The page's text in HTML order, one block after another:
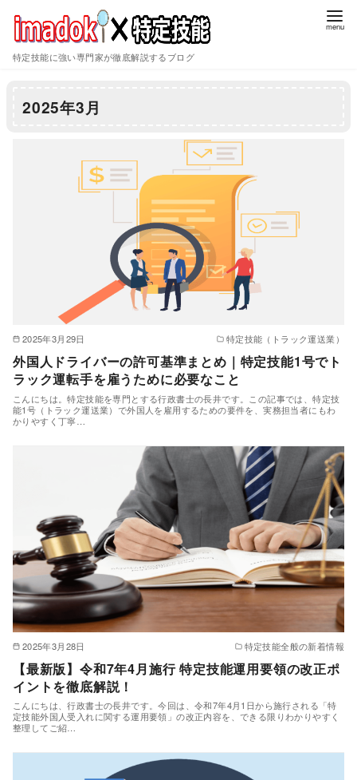
特定技能に強い専門家が徹底解説するブログ
2025年3月
2025年3月29日 特定技能（トラック運送業）
外国人ドライバーの許可基準まとめ｜特定技能1号でト
ラック運転手を雇うために必要なこと
こんにちは。特定技能を専門とする行政書士の長井です。この記事では、特定技
能1号（トラック運送業）で外国人を雇用するための要件を、実務担当者にもわ
かりやすく丁寧…
2025年3月28日 特定技能全般の新着情報
【最新版】令和7年4月施行 特定技能運用要領の改正ポ
イントを徹底解説！
こんにちは、行政書士の長井です。今回は、令和7年4月1日から施行される「特
定技能外国人受入れに関する運用要領」の改正内容を、できる限りわかりやすく
整理してご紹…